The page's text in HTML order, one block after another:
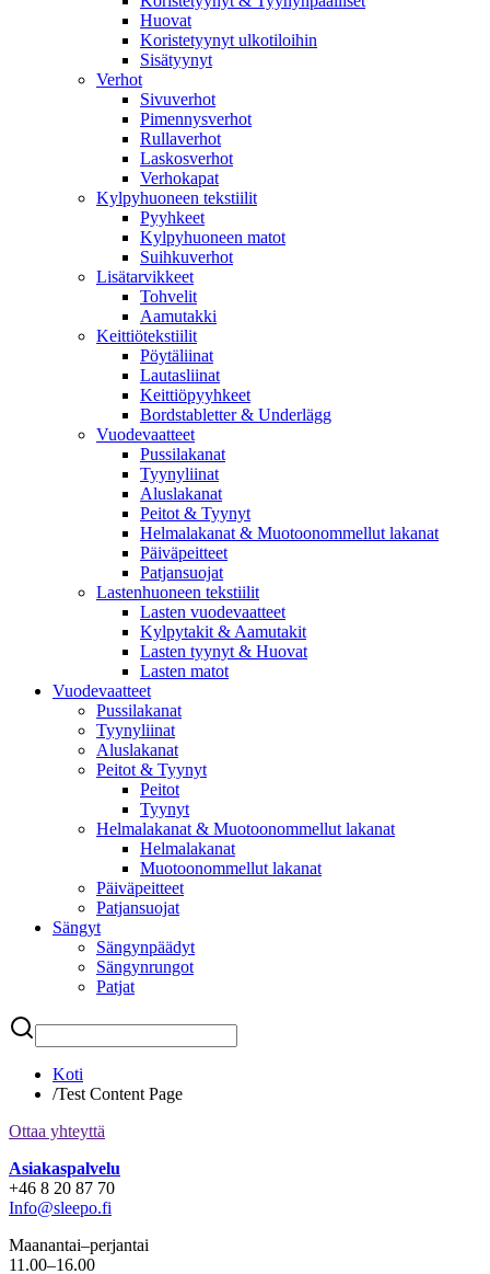
Huovat
Koristetyynyt ulkotiloihin
Sisätyynyt
Verhot
Sivuverhot
Pimennysverhot
Rullaverhot
Laskosverhot
Verhokapat
Kylpyhuoneen tekstiilit
Pyyhkeet
Kylpyhuoneen matot
Suihkuverhot
Lisätarvikkeet
Tohvelit
Aamutakki
Keittiötekstiilit
Pöytäliinat
Lautasliinat
Keittiöpyyhkeet
Bordstabletter & Underlägg
Vuodevaatteet
Pussilakanat
Tyynyliinat
Aluslakanat
Peitot & Tyynyt
Helmalakanat & Muotoonommellut lakanat
Päiväpeitteet
Patjansuojat
Lastenhuoneen tekstiilit
Lasten vuodevaatteet
Kylpytakit & Aamutakit
Lasten tyynyt & Huovat
Lasten matot
Vuodevaatteet
Pussilakanat
Tyynyliinat
Aluslakanat
Peitot & Tyynyt
Peitot
Tyynyt
Helmalakanat & Muotoonommellut lakanat
Helmalakanat
Muotoonommellut lakanat
Päiväpeitteet
Patjansuojat
Sängyt
Sängynpäädyt
Sängynrungot
Patjat
Etsi
Koti
/Test Content Page
Ottaa yhteyttä
Asiakaspalvelu
+46 8 20 87 70
Info@sleepo.fi
Maanantai–perjantai
11.00–16.00